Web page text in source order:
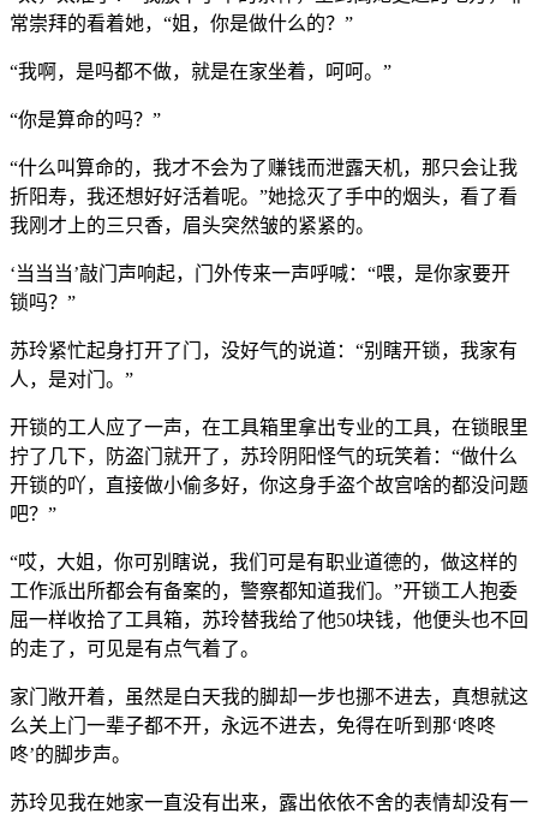
常崇拜的看着她，“姐，你是做什么的？”
“我啊，是吗都不做，就是在家坐着，呵呵。”
“你是算命的吗？”
“什么叫算命的，我才不会为了赚钱而泄露天机，那只会让我
折阳寿，我还想好好活着呢。”她捻灭了手中的烟头，看了看
我刚才上的三只香，眉头突然皱的紧紧的。
‘当当当’敲门声响起，门外传来一声呼喊：“喂，是你家要开
锁吗？”
苏玲紧忙起身打开了门，没好气的说道：“别瞎开锁，我家有
人，是对门。”
开锁的工人应了一声，在工具箱里拿出专业的工具，在锁眼里
拧了几下，防盗门就开了，苏玲阴阳怪气的玩笑着：“做什么
开锁的吖，直接做小偷多好，你这身手盗个故宫啥的都没问题
吧？”
“哎，大姐，你可别瞎说，我们可是有职业道德的，做这样的
工作派出所都会有备案的，警察都知道我们。”开锁工人抱委
屈一样收拾了工具箱，苏玲替我给了他50块钱，他便头也不回
的走了，可见是有点气着了。
家门敞开着，虽然是白天我的脚却一步也挪不进去，真想就这
么关上门一辈子都不开，永远不进去，免得在听到那‘咚咚
咚’的脚步声。
苏玲见我在她家一直没有出来，露出依依不舍的表情却没有一